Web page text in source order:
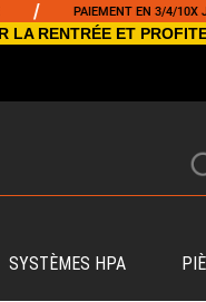
PAIEMENT EN 3/4/10X
LA RENTRÉE ET
SYSTÈMES HPA